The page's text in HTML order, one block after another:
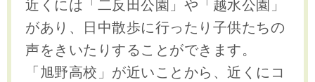
近くには「二反田公園」や「越水公園」
があり、日中散歩に行ったり子供たちの
声をきいたりすることができます。
「旭野高校」が近いことから、近くにコ